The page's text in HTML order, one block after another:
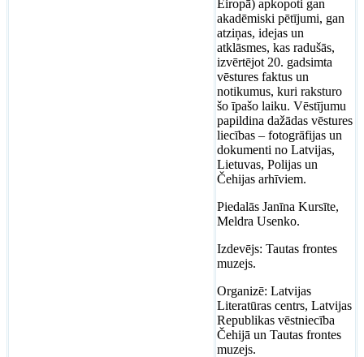
Eiropā) apkopoti gan
akadēmiski pētījumi, gan
atziņas, idejas un
atklāsmes, kas radušās,
izvērtējot 20. gadsimta
vēstures faktus un
notikumus, kuri raksturo
šo īpašo laiku. Vēstījumu
papildina dažādas vēstures
liecības – fotogrāfijas un
dokumenti no Latvijas,
Lietuvas, Polijas un
Čehijas arhīviem.
Piedalās Janīna Kursīte,
Meldra Usenko.
Izdevējs: Tautas frontes
muzejs.
Organizē: Latvijas
Literatūras centrs, Latvijas
Republikas vēstniecība
Čehijā un Tautas frontes
muzejs.